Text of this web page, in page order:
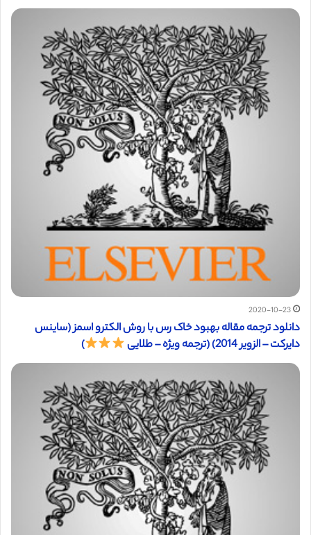
2020-10-23
دانلود ترجمه مقاله بهبود خاک رس با روش الکترو اسمز (ساینس
دایرکت – الزویر 2014) (ترجمه ویژه – طلایی
)